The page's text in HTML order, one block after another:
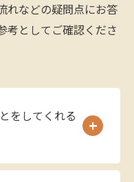
れなどの疑問点にお答
考としてご確認くださ
をしてくれる